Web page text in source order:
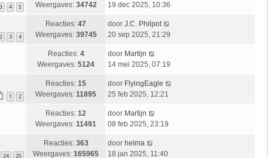
3 4 5
Weergaves: 34742
19 dec 2025, 10:36
2 3 4
Reacties: 47
Weergaves: 39745
door J.C. Philpot
20 sep 2025, 21:29
Reacties: 4
Weergaves: 5124
door Martijn
14 mei 2025, 07:19
1 2
Reacties: 15
Weergaves: 11895
door FlyingEagle
25 feb 2025, 12:21
Reacties: 12
Weergaves: 11491
door Martijn
08 feb 2025, 23:19
24 25
Reacties: 363
Weergaves: 165965
door helma
18 jan 2025, 11:40